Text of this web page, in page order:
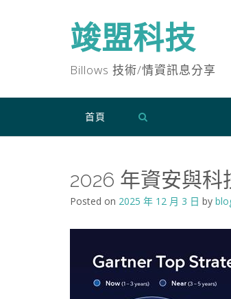
竣盟科技
Billows 技術/情資訊息分享
首頁
2026 年資安與
Posted on 2025 年 12 月 3 日 by